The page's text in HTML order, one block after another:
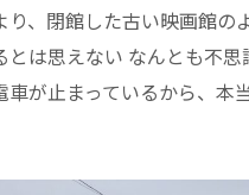
り、閉館した古い映画館の
は思えない なんとも不思
車が止まっているから、本